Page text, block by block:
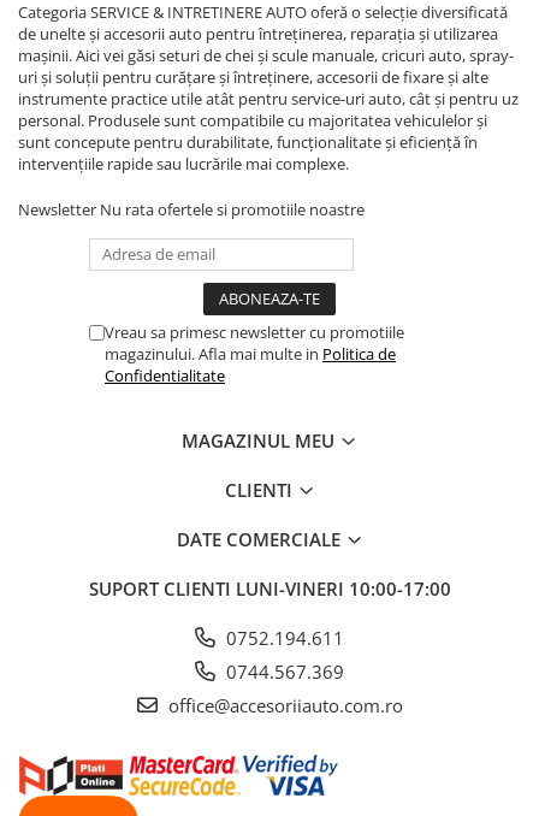
Covorase SKODA
Covorase SsangYong
Covorase SUZUKI
Covorase TOYOTA
Covorase VOLKSWAGEN
Covorase VOLVO
Tavite Portbagaj
Adaptoare Bricheta Auto
Antene Auto
Banda izolatoare
Cabluri Alimentare Date Telefon
Claxoane Auto
Papuci / Conectori Electrici
Roboti Pornire Auto
Sigurante Auto
CategoriaSERVICE & INTRETINERE AUTO oferă o selecție diversificată
de unelte și accesorii auto pentru întreținerea, reparația și utilizarea
mașinii. Aici vei găsi seturi de chei și scule manuale, cricuri auto, spray-
uri și soluții pentru curățare și întreținere, accesorii de fixare și alte
instrumente practice utile atât pentru service-uri auto, cât și pentru uz
personal. Produsele sunt compatibile cu majoritatea vehiculelor și
sunt concepute pentru durabilitate, funcționalitate și eficiență în
intervențiile rapide sau lucrările mai complexe.
Newsletter Nu rata ofertele si promotiile noastre
Vreau sa primesc newsletter cu promotiile
magazinului. Afla mai multe in Politica de
Confidentialitate
MAGAZINUL MEU
CLIENTI
DATE COMERCIALE
SUPORT CLIENTI LUNI-VINERI 10:00-17:00
0752.194.611
0744.567.369
office@accesoriiauto.com.ro